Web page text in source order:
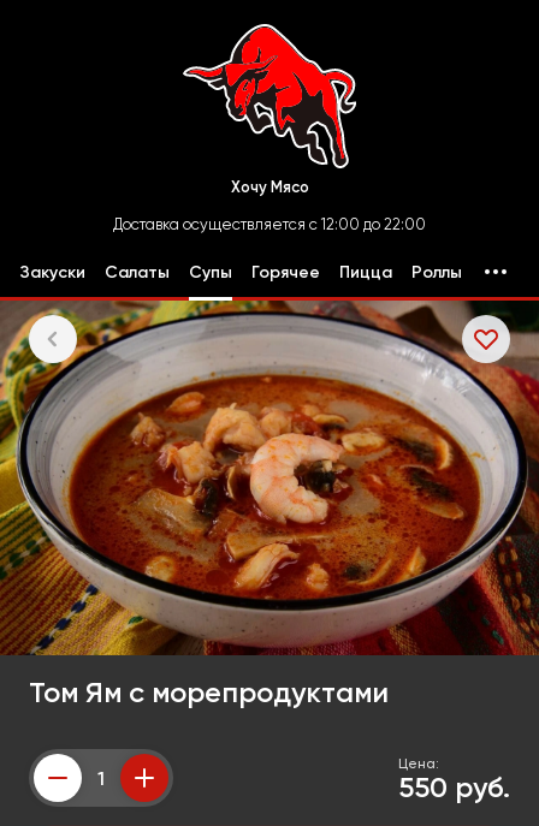
Хочу Мясо
Доставка осуществляется с 12:00 до 22:00
Закуски Салаты Супы Горячее Пицца Роллы
Том Ям с морепродуктами
Counter
Цена:
550 руб.